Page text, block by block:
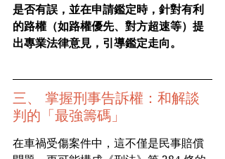
是否有誤，並在申請鑑定時，針對有利
的路權（如路權優先、對方超速等）提
出專業法律意見，引導鑑定走向。
三、 掌握刑事告訴權：和解談
判的「最強籌碼」
在車禍受傷案件中，這不僅是民事賠償